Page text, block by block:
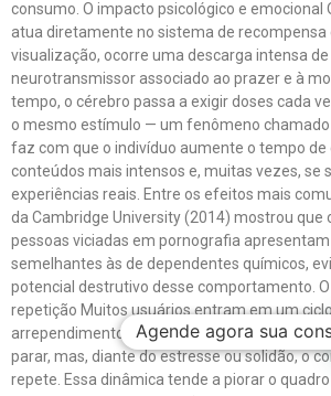
consumo. O impacto psicológico e emocional
atua diretamente no sistema de recompensa
visualização, ocorre uma descarga intensa
neurotransmissor associado ao prazer e à
tempo, o cérebro passa a exigir doses cada
o mesmo estímulo — um fenômeno chamado
faz com que o indivíduo aumente o tempo de
conteúdos mais intensos e, muitas vezes, se
experiências reais. Entre os efeitos mais
da Cambridge University (2014) mostrou que
pessoas viciadas em pornografia
semelhantes às de dependentes químicos,
potencial destrutivo desse comportamento. O
repetição Muitos usuários entram em um
arrependimento: após o consumo, vêm a
parar, mas, diante do estresse ou solidão, o
repete. Essa dinâmica tende a piorar o
Agende agora sua